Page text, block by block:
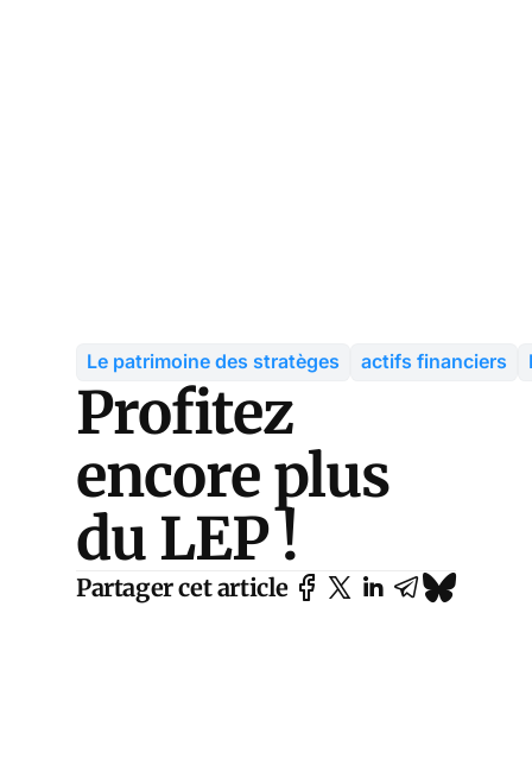
Le patrimoine des stratèges actifs financiers
Profitez
encore plus
du LEP !
Partager cet article